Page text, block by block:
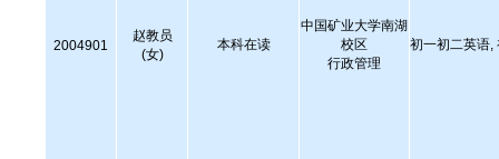
2004901
赵教员
(女)
本科在读
中国矿业大学南湖
校区
行政管理
初一初二英语,